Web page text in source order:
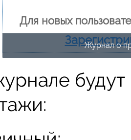
Журнал о
Для новых